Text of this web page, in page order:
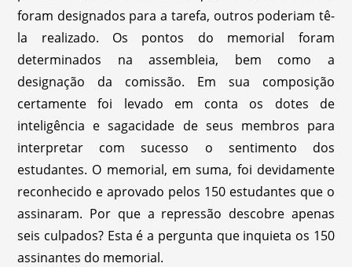
foram designados para a tarefa, outros poderiam tê-
la realizado. Os pontos do memorial foram
determinados na assembleia, bem como a
designação da comissão. Em sua composição
certamente foi levado em conta os dotes de
inteligência e sagacidade de seus membros para
interpretar com sucesso o sentimento dos
estudantes. O memorial, em suma, foi devidamente
reconhecido e aprovado pelos 150 estudantes que o
assinaram. Por que a repressão descobre apenas
seis culpados? Esta é a pergunta que inquieta os 150
assinantes do memorial.